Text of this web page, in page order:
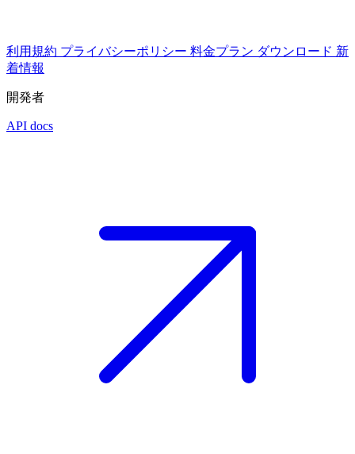
利用規約 プライバシーポリシー 料金プラン ダウンロード 新
着情報
開発者
API docs